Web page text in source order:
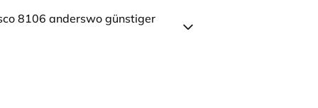
8106 anderswo günstiger